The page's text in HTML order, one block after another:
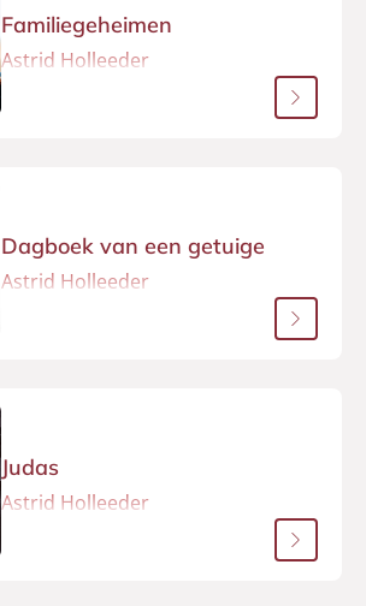
Familiegeheimen
Astrid Holleeder
Dagboek van een getuige
Astrid Holleeder
Judas
Astrid Holleeder